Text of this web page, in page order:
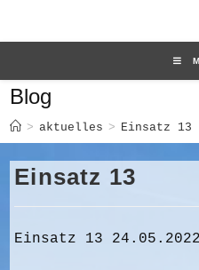
Blog
> aktuelles > Einsatz 13
Einsatz 13
Einsatz 13